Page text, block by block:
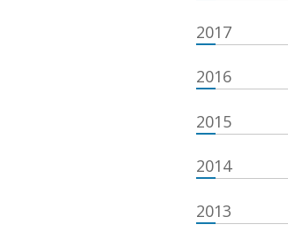
2017
2016
2015
2014
2013